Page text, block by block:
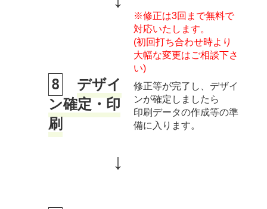
※修正は3回まで無料で
対応いたします。
(初回打ち合わせ時より
大幅な変更はご相談下さ
い)
8
デザイ
ン確定・印
刷
↓
修正等が完了し、デザイ
ンが確定しましたら
印刷データの作成等の準
備に入ります。